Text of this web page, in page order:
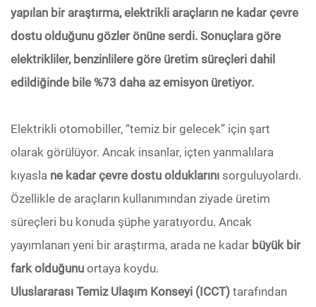
yapılan bir araştırma, elektrikli araçların ne kadar çevre
dostu olduğunu gözler önüne serdi. Sonuçlara göre
elektrikliler, benzinlilere göre üretim süreçleri dahil
edildiğinde bile %73 daha az emisyon üretiyor.
Elektrikli otomobiller, “temiz bir gelecek” için şart
olarak görülüyor. Ancak insanlar, içten yanmalılara
kıyasla ne kadar çevre dostu olduklarını sorguluyolardı.
Özellikle de araçların kullanımından ziyade üretim
süreçleri bu konuda şüphe yaratıyordu. Ancak
yayımlanan yeni bir araştırma, arada ne kadar büyük bir
fark olduğunu ortaya koydu.
Uluslararası Temiz Ulaşım Konseyi (ICCT) tarafından